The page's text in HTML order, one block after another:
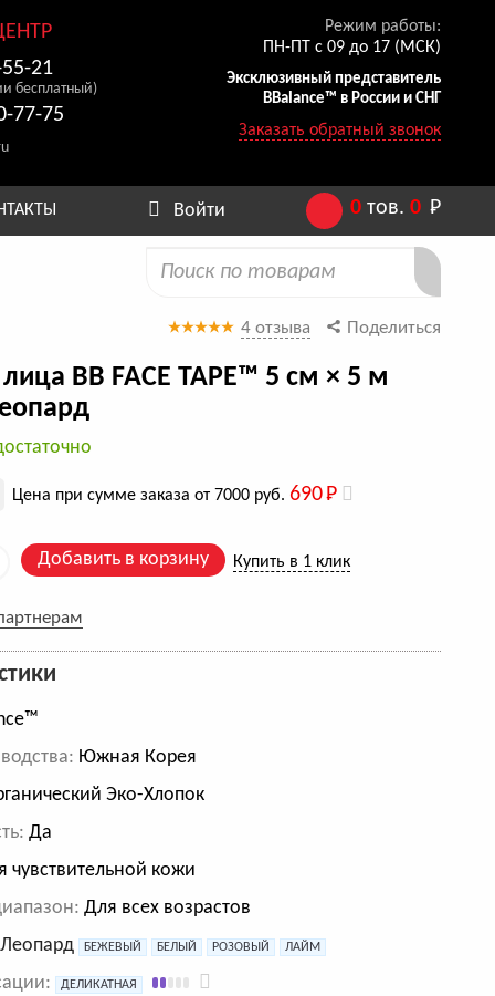
21
бесплатный)
77-75
Режим работы:
ПН-ПТ с 09 до 17 (МСК)
Эксклюзивный представитель
BBalance™ в России и СНГ
Заказать обратный звонок
Войти 0 тов.0 Р
4 отзыва Поделиться
BB FACE TAPE™ 5 см × 5 м
Цена при сумме заказа от 7000 руб. 690Р
Добавить в корзину Купить в 1 клик
Южная Корея
Эко-Хлопок
Да
чувствительной кожи
Для всех возрастов
Леопард БЕЖЕВЫЙ БЕЛЫЙ РОЗОВЫЙ ЛАЙМ
ДЕЛИКАТНАЯ